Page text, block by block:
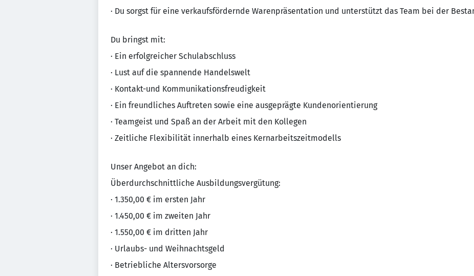
· Du sorgst für eine verkaufsfördernde Warenpräsentation und unterstützt das Team bei der
Du bringst mit:
· Ein erfolgreicher Schulabschluss
· Lust auf die spannende Handelswelt
· Kontakt-und Kommunikationsfreudigkeit
· Ein freundliches Auftreten sowie eine ausgeprägte Kundenorientierung
· Teamgeist und Spaß an der Arbeit mit den Kollegen
· Zeitliche Flexibilität innerhalb eines Kernarbeitszeitmodells
Unser Angebot an dich:
Überdurchschnittliche Ausbildungsvergütung:
· 1.350,00 € im ersten Jahr
· 1.450,00 € im zweiten Jahr
· 1.550,00 € im dritten Jahr
· Urlaubs- und Weihnachtsgeld
· Betriebliche Altersvorsorge